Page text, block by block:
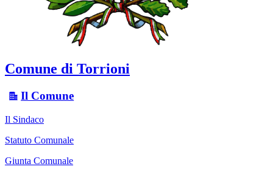
Comune di Torrioni
Il Comune
Il Sindaco
Statuto Comunale
Giunta Comunale